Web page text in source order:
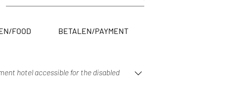
FOOD BETALEN/PAYMENT
hotel accessible for the disabled